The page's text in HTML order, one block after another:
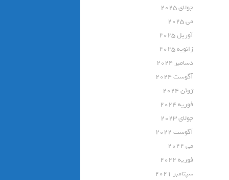
جولای 2025
می 2025
آوریل 2025
ژانویه 2025
دسامبر 2024
آگوست 2024
ژوئن 2024
فوریه 2024
جولای 2023
آگوست 2022
می 2022
فوریه 2022
سپتامبر 2021